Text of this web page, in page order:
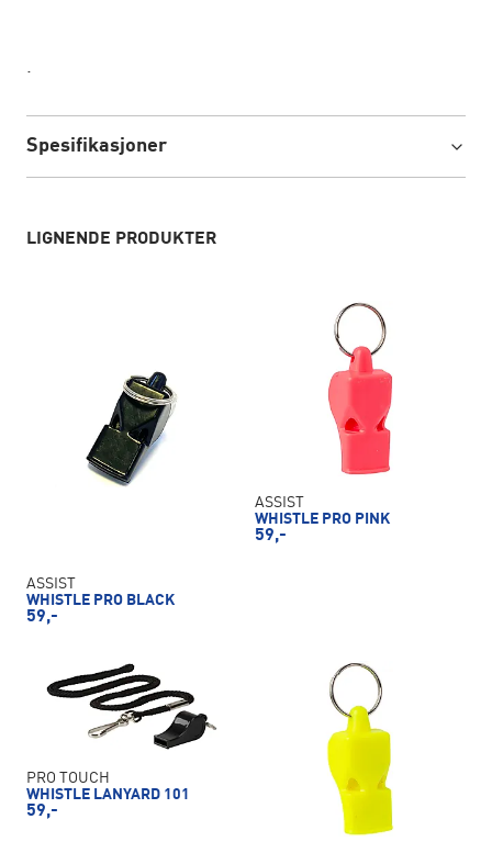
.
Spesifikasjoner
LIGNENDE PRODUKTER
ASSIST
WHISTLE PRO BLACK
59,-
ASSIST
WHISTLE PRO PINK
59,-
PRO TOUCH
WHISTLE LANYARD 101
59,-